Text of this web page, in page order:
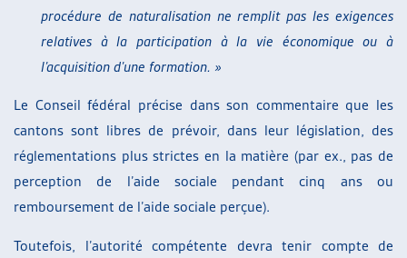
procédure de naturalisation ne remplit pas les exigences
relatives à la participation à la vie économique ou à
l’acquisition d’une formation. »
Le Conseil fédéral précise dans son commentaire que les
cantons sont libres de prévoir, dans leur législation, des
réglementations plus strictes en la matière (par ex., pas de
perception de l’aide sociale pendant cinq ans ou
remboursement de l’aide sociale perçue).
Toutefois, l’autorité compétente devra tenir compte de